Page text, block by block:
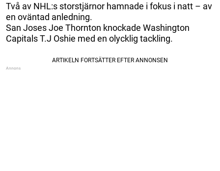
Två av NHL:s storstjärnor hamnade i fokus i natt – av
en oväntad anledning.
San Joses Joe Thornton knockade Washington
Capitals T.J Oshie med en olycklig tackling.